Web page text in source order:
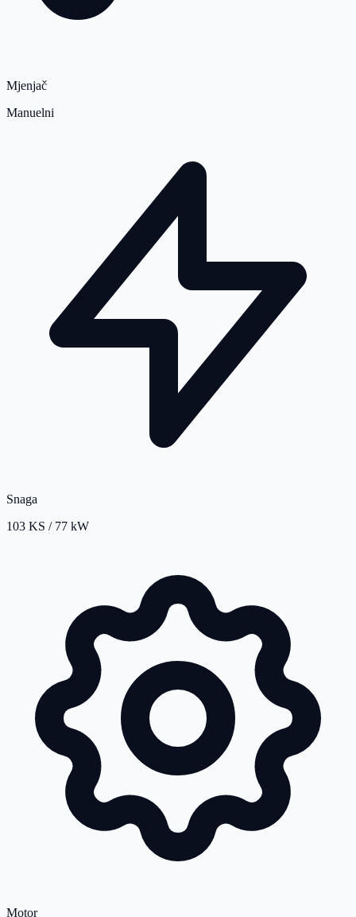
Mjenjač
Manuelni
Snaga
103 KS / 77 kW
Motor